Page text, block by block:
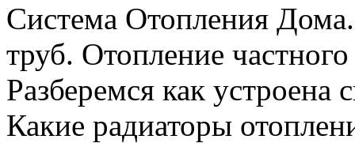
Система Отопления
труб. Отопление
Разберемся как устроена
Какие радиаторы